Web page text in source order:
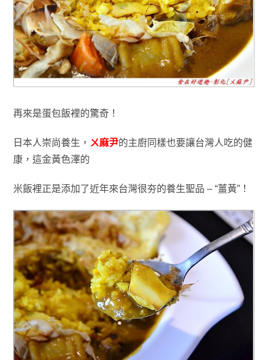
再來是蛋包飯裡的驚奇！
日本人崇尚養生 ， ㄨ麻尹的主廚同樣也要讓台灣人吃的健
康，這金黃色澤的
米飯裡正是添加了近年來台灣很夯的養生聖品 – “薑黃”！